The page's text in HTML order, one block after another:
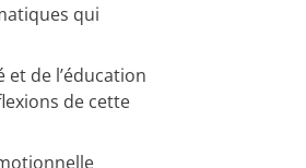
qui
de l’éducation
de cette